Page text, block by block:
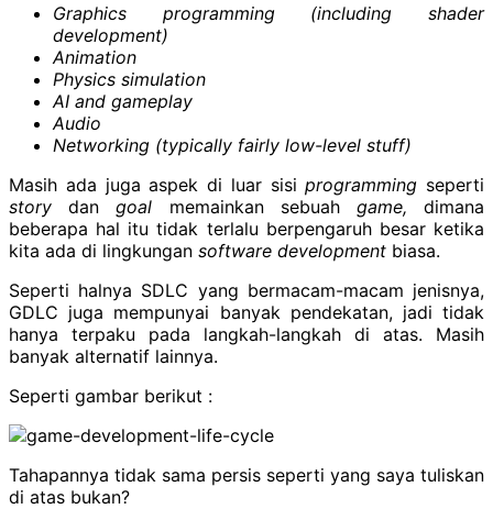
Graphics programming (including shader
development)
Animation
Physics simulation
AI and gameplay
Audio
Networking (typically fairly low-level stuff)
Masih ada juga aspek di luar sisiprogramming seperti
story dangoal memainkan sebuah game, dimana
beberapa hal itu tidak terlalu berpengaruh besar ketika
kita ada di lingkungan software development biasa.
Seperti halnya SDLC yang bermacam-macam jenisnya,
GDLC juga mempunyai banyak pendekatan, jadi tidak
hanya terpaku pada langkah-langkah di atas. Masih
banyak alternatif lainnya.
Seperti gambar berikut :
Tahapannya tidak sama persis seperti yang saya tuliskan
di atas bukan?